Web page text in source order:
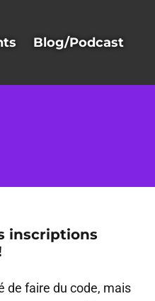
Blog/Podcast
inscriptions
de faire du code, mais